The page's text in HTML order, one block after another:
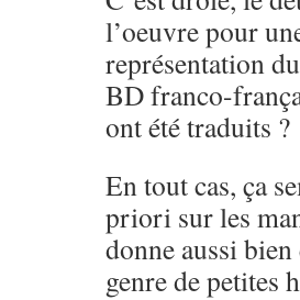
l’oeuvre pour
représentation
BD franco-
ont été traduits ?
En tout cas, ça
priori sur les
donne aussi bien
genre de petites